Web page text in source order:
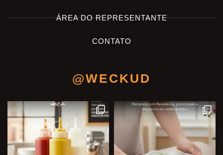
ÁREA DO REPRESENTANTE
CONTATO
@WECKUD